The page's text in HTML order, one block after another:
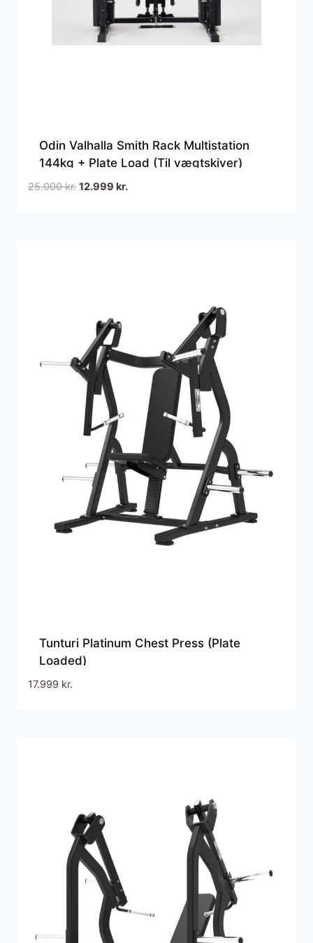
Odin Valhalla Smith Rack Multistation
144kg + Plate Load (Til vægtskiver)
25.000kr. Den
12.999 kr.
Tunturi Platinum Chest Press (Plate
Loaded)
17.999 kr.